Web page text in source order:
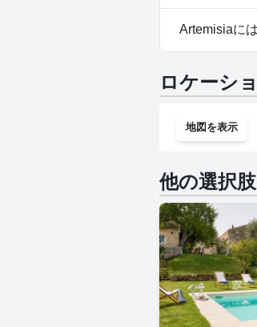
いいえ、
Artemisiaに
ロケーシ
地図を表示
他の選択肢